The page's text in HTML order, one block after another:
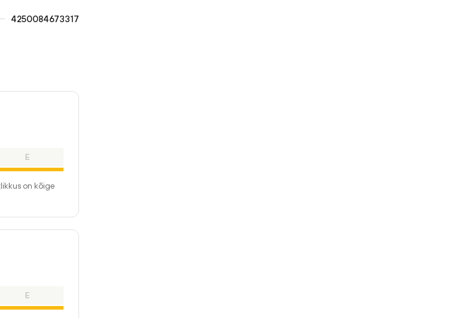
4250084673317
E
on kõige
E